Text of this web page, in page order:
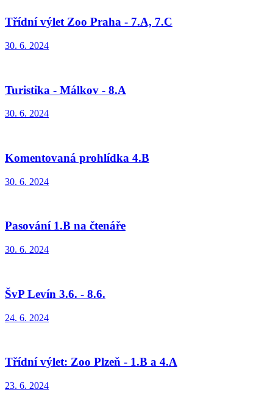
Třídní výlet Zoo Praha - 7.A, 7.C
30. 6. 2024
Turistika - Málkov - 8.A
30. 6. 2024
Komentovaná prohlídka 4.B
30. 6. 2024
Pasování 1.B na čtenáře
30. 6. 2024
ŠvP Levín 3.6. - 8.6.
24. 6. 2024
Třídní výlet: Zoo Plzeň - 1.B a 4.A
23. 6. 2024